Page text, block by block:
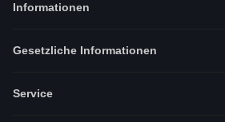
Informationen
Gesetzliche Informationen
Service